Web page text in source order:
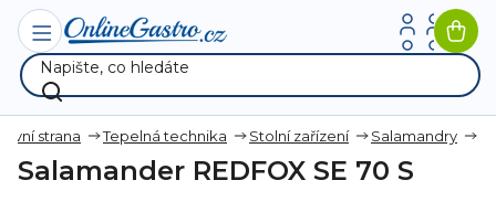
Přejít
obsah
strana Tepelná technika Stolní zařízení Salamandry
Salamander REDFOX SE 70 S